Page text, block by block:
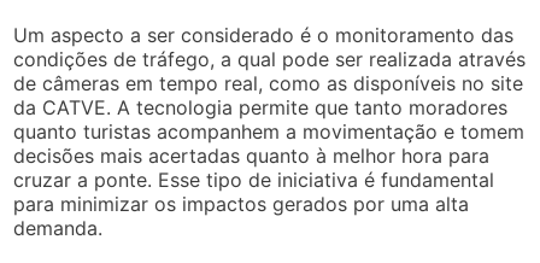
Um aspecto a ser considerado é o monitoramento das
condições de tráfego, a qual pode ser realizada através
de câmeras em tempo real, como as disponíveis no site
da CATVE. A tecnologia permite que tanto moradores
quanto turistas acompanhem a movimentação e tomem
decisões mais acertadas quanto à melhor hora para
cruzar a ponte. Esse tipo de iniciativa é fundamental
para minimizar os impactos gerados por uma alta
demanda.